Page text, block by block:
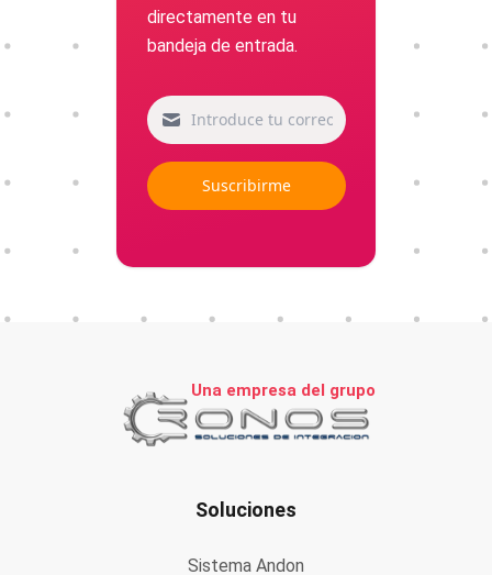
directamente en tu
bandeja de entrada.
Suscribirme
Una empresa del grupo
Soluciones
Sistema Andon